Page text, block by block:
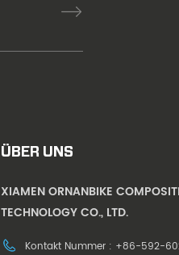
ÜBER UNS
XIAMEN ORNANBIKE
TECHNOLOGY CO., LTD.
Kontakt Nummer : +86-592-